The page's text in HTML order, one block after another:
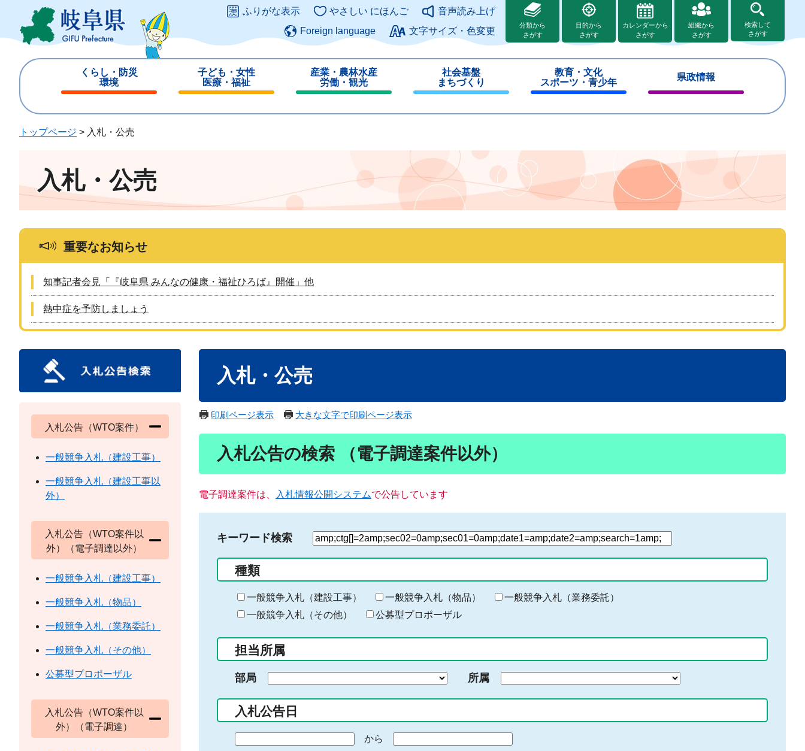
ジ
ュ
このページの本文へ
ふりがな表示 やさしい にほんご
音声読み上げ
Foreign language
文字サイズ・色変更
分類から
さがす
目的から
さがす
カレンダーから
さがす
組織から
さがす
検索して
さがす
くらし・防災
環境
じ
子ども・女性
医療・福祉
じ
産業・農林水産
労働・観光
じ
社会基盤
まちづくり
じ
教育・文化
スポーツ・青少年
じ
県政情報
じ
トップページ > 入札・公売
入札・公売
重要なお知らせ
知事記者会見「『岐阜県 みんなの健康・福祉ひろば』開催」他
熱中症を予防しましょう
入札・公売
印刷ページ表示 大きな文字で印刷ページ表示
入札公告の検索 （電子調達案件以外）
電子調達案件は、 入札情報公開システムで公告しています
キーワード検索
検
る
キ
ー
ー
入
力
種類
一般競争入札（建設工事） 一般競争入札（物品）
一般競争入札（業務委託）
一般競争入札（その他）
公募型プロポーザル
担当所属
部局 所属
入札公告日
から
入札公告（WTO案件）
一般競争入札（建設工事）
一般競争入札（建設工事以
外）
入札公告（WTO案件以
外）（電子調達以外）
一般競争入札（建設工事）
一般競争入札（物品）
一般競争入札（業務委託）
一般競争入札（その他）
公募型プロポーザル
入札公告（WTO案件以
外）（電子調達）